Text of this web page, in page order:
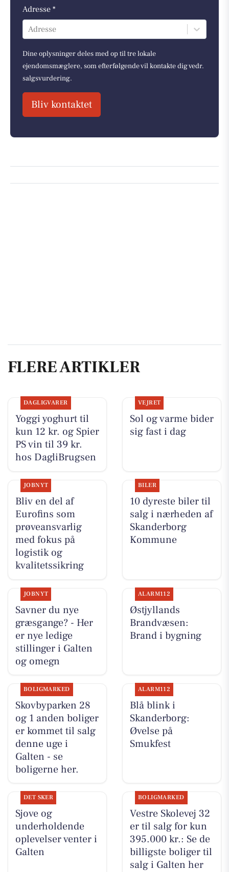
Adresse *
Adresse
Dine oplysninger deles med op til tre lokale
ejendomsmæglere, som efterfølgende vil kontakte dig vedr.
salgsvurdering.
Bliv kontaktet
FLERE ARTIKLER
DAGLIGVARER
Yoggi yoghurt til
kun 12 kr. og Spier
PS vin til 39 kr.
hos DagliBrugsen
VEJRET
Sol og varme bider
sig fast i dag
JOBNYT
Bliv en del af
Eurofins som
prøveansvarlig
med fokus på
logistik og
kvalitetssikring
BILER
10 dyreste biler til
salg i nærheden af
Skanderborg
Kommune
JOBNYT
Savner du nye
græsgange? - Her
er nye ledige
stillinger i Galten
og omegn
ALARM112
Østjyllands
Brandvæsen:
Brand i bygning
BOLIGMARKED
Skovbyparken 28
og 1 anden boliger
er kommet til salg
denne uge i
Galten - se
boligerne her.
ALARM112
Blå blink i
Skanderborg:
Øvelse på
Smukfest
DET SKER
Sjove og
underholdende
oplevelser venter i
Galten
BOLIGMARKED
Vestre Skolevej 32
er til salg for kun
395.000 kr.: Se de
billigste boliger til
salg i Galten her